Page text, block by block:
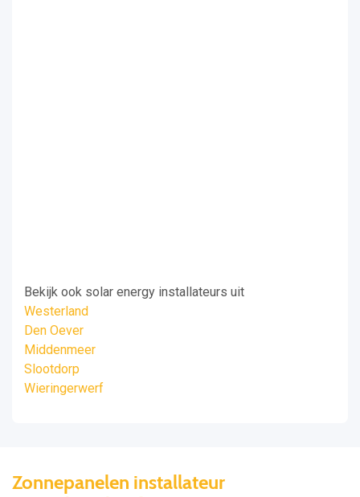
Bekijk ook solar energy installateurs uit
Westerland
Den Oever
Middenmeer
Slootdorp
Wieringerwerf
Zonnepanelen installateur